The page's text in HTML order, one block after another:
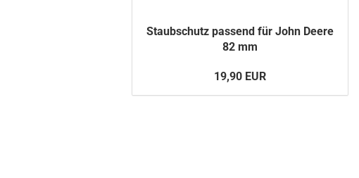
Staub­schutz pas­send für John Deere
82 mm
19,90 EUR